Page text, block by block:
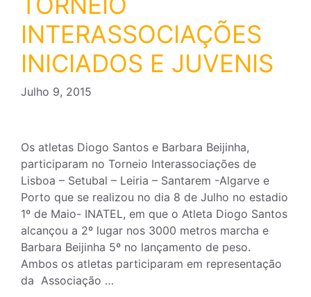
INTERASSOCIAÇÕES
INICIADOS E JUVENIS
Julho 9, 2015
Os atletas Diogo Santos e Barbara Beijinha,
participaram no Torneio Interassociações de
Lisboa – Setubal – Leiria – Santarem -Algarve e
Porto que se realizou no dia 8 de Julho no estadio
1º de Maio- INATEL, em que o Atleta Diogo Santos
alcançou a 2º lugar nos 3000 metros marcha e
Barbara Beijinha 5º no lançamento de peso.
Ambos os atletas participaram em representação
da Associação …